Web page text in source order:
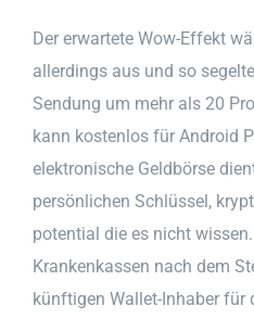
Der erwartete Wow-Effekt
allerdings aus und so
Sendung um mehr als 20
kann kostenlos für Android
elektronische Geldbörse
persönlichen Schlüssel,
potential die es nicht
Krankenkassen nach dem
künftigen Wallet-Inhaber für